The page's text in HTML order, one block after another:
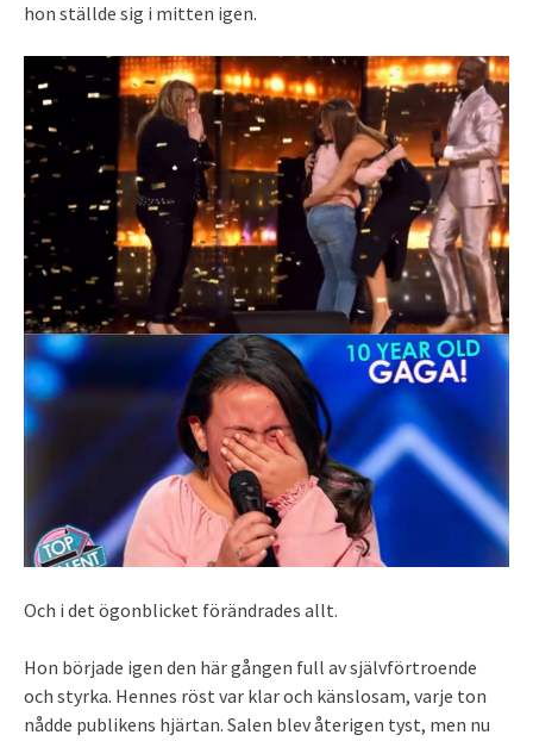
hon ställde sig i mitten igen.
Och i det ögonblicket förändrades allt.
Hon började igen den här gången full av självförtroende
och styrka. Hennes röst var klar och känslosam, varje ton
nådde publikens hjärtan. Salen blev återigen tyst, men nu